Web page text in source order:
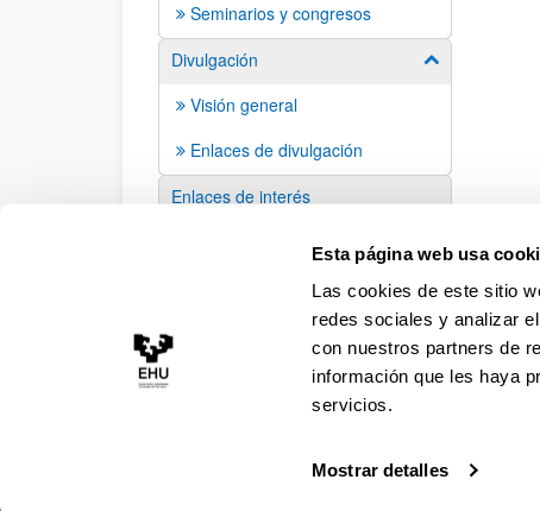
Esta página web usa
Las cookies de este sitio
redes sociales y analizar
con nuestros partners de
información que les haya
servicios.
Mostrar detalles
Seminarios y congresos
Divulgación
Mostrar/ocultar
Visión general
Enlaces de divulgación
Enlaces de interés
Sugerencias y solicitudes